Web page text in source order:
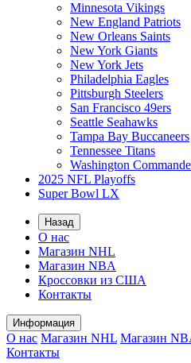
Minnesota Vikings
New England Patriots
New Orleans Saints
New York Giants
New York Jets
Philadelphia Eagles
Pittsburgh Steelers
San Francisco 49ers
Seattle Seahawks
Tampa Bay Buccaneers
Tennessee Titans
Washington
2025 NFL Playoffs
Super Bowl LX
Назад
О нас
Магазин NHL
Магазин NBA
Кроссовки из США
Контакты
Информация
О нас Магазин NHL Магазин
Контакты